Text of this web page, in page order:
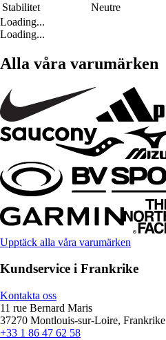
Stabilitet
Neutre
Loading...
Loading...
Alla våra varumärken
Upptäck alla våra varumärken
Kundservice i Frankrike
Kontakta oss
11 rue Bernard Maris
37270 Montlouis-sur-Loire, Frankrike
+33 1 86 47 62 58